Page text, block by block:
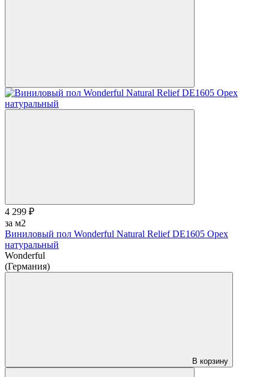
4 299 ₽
за м2
Виниловый пол Wonderful Natural Relief DE1605 Орех
натуральный
Wonderful
(Германия)
В корзину